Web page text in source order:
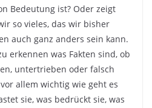
Bedeutung ist? Oder zeigt
so vieles, das wir bisher
auch ganz anders sein kann.
erkennen was Fakten sind, ob
untertrieben oder falsch
allem wichtig wie geht es
sie, was bedrückt sie, was